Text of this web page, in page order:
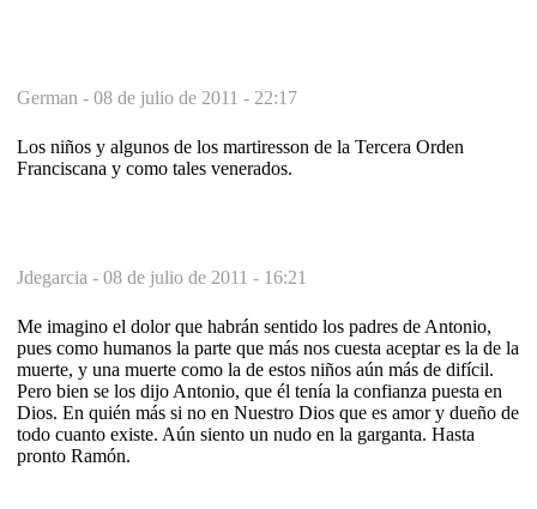
German - 08 de julio de 2011 - 22:17
Los niños y algunos de los martiresson de la Tercera Orden
Franciscana y como tales venerados.
Jdegarcia - 08 de julio de 2011 - 16:21
Me imagino el dolor que habrán sentido los padres de Antonio,
pues como humanos la parte que más nos cuesta aceptar es la de la
muerte, y una muerte como la de estos niños aún más de difícil.
Pero bien se los dijo Antonio, que él tenía la confianza puesta en
Dios. En quién más si no en Nuestro Dios que es amor y dueño de
todo cuanto existe. Aún siento un nudo en la garganta. Hasta
pronto Ramón.